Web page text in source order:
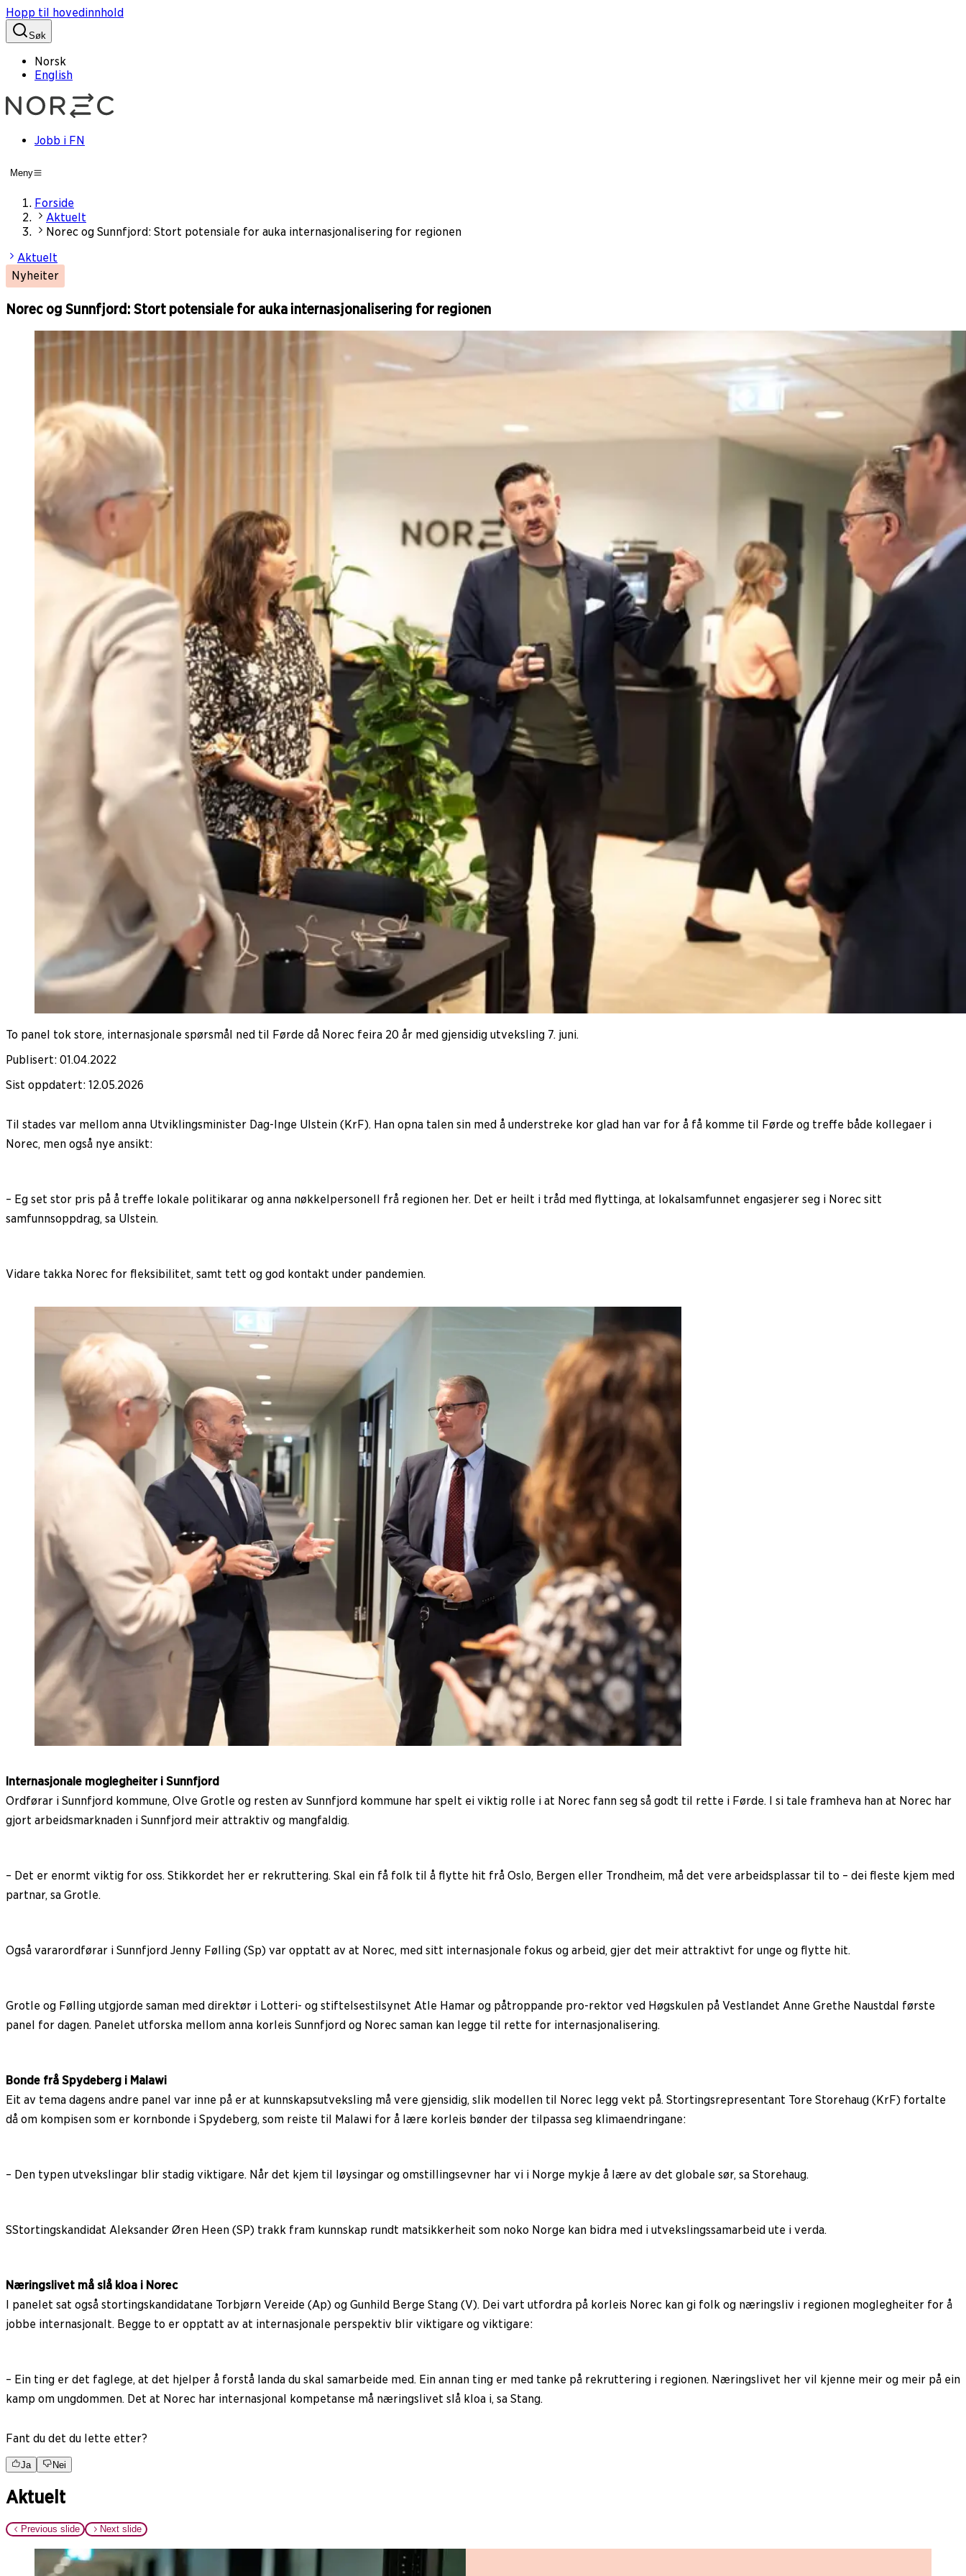
Hopp til hovedinnhold
Søk
Norsk
English
Jobb i FN
Meny
Forside
Aktuelt
Norec og Sunnfjord: Stort potensiale for auka internasjonalisering for regionen
Aktuelt
Nyheiter
Norec og Sunnfjord: Stort potensiale for auka internasjonalisering for regionen
To panel tok store, internasjonale spørsmål ned til Førde då Norec feira 20 år med gjensidig utveksling 7. juni.
Publisert: 01.04.2022
Sist oppdatert: 12.05.2026
Til stades var mellom anna Utviklingsminister Dag-Inge Ulstein (KrF). Han opna talen sin med å understreke kor glad han var for å få komme til Førde og treffe både kollegaer i
Norec, men også nye ansikt:
– Eg set stor pris på å treffe lokale politikarar og anna nøkkelpersonell frå regionen her. Det er heilt i tråd med flyttinga, at lokalsamfunnet engasjerer seg i Norec sitt
samfunnsoppdrag, sa Ulstein.
Vidare takka Norec for fleksibilitet, samt tett og god kontakt under pandemien.
Internasjonale moglegheiter i Sunnfjord
Ordførar i Sunnfjord kommune, Olve Grotle og resten av Sunnfjord kommune har spelt ei viktig rolle i at Norec fann seg så godt til rette i Førde. I si tale framheva han at Norec har
gjort arbeidsmarknaden i Sunnfjord meir attraktiv og mangfaldig.
– Det er enormt viktig for oss. Stikkordet her er rekruttering. Skal ein få folk til å flytte hit frå Oslo, Bergen eller Trondheim, må det vere arbeidsplassar til to – dei fleste kjem med
partnar, sa Grotle.
Også vararordførar i Sunnfjord Jenny Følling (Sp) var opptatt av at Norec, med sitt internasjonale fokus og arbeid, gjer det meir attraktivt for unge og flytte hit.
Grotle og Følling utgjorde saman med direktør i Lotteri- og stiftelsestilsynet Atle Hamar og påtroppande pro-rektor ved Høgskulen på Vestlandet Anne Grethe Naustdal første
panel for dagen. Panelet utforska mellom anna korleis Sunnfjord og Norec saman kan legge til rette for internasjonalisering.
Bonde frå Spydeberg i Malawi
Eit av tema dagens andre panel var inne på er at kunnskapsutveksling må vere gjensidig, slik modellen til Norec legg vekt på. Stortingsrepresentant Tore Storehaug (KrF) fortalte
då om kompisen som er kornbonde i Spydeberg, som reiste til Malawi for å lære korleis bønder der tilpassa seg klimaendringane:
– Den typen utvekslingar blir stadig viktigare. Når det kjem til løysingar og omstillingsevner har vi i Norge mykje å lære av det globale sør, sa Storehaug.
SStortingskandidat Aleksander Øren Heen (SP) trakk fram kunnskap rundt matsikkerheit som noko Norge kan bidra med i utvekslingssamarbeid ute i verda.
Næringslivet må slå kloa i Norec
I panelet sat også stortingskandidatane Torbjørn Vereide (Ap) og Gunhild Berge Stang (V). Dei vart utfordra på korleis Norec kan gi folk og næringsliv i regionen moglegheiter for å
jobbe internasjonalt. Begge to er opptatt av at internasjonale perspektiv blir viktigare og viktigare:
– Ein ting er det faglege, at det hjelper å forstå landa du skal samarbeide med. Ein annan ting er med tanke på rekruttering i regionen. Næringslivet her vil kjenne meir og meir på ein
kamp om ungdommen. Det at Norec har internasjonal kompetanse må næringslivet slå kloa i, sa Stang.
Fant du det du lette etter?
Ja Nei
Aktuelt
Previous slide Next slide